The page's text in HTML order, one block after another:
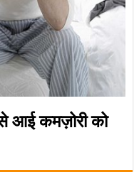
कमज़ोरी को